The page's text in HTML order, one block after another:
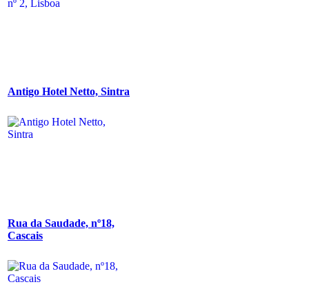
Antigo Hotel Netto, Sintra
Rua da Saudade, nº18,
Cascais